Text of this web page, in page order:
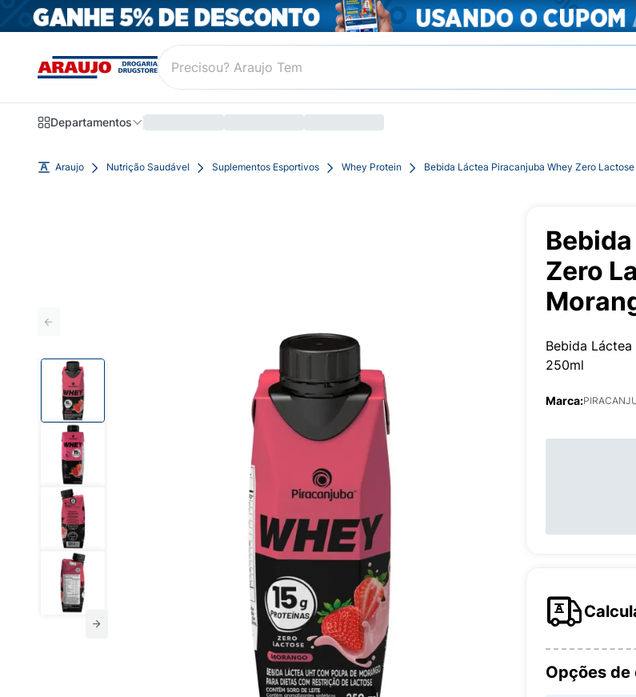
Departamentos
Araujo Nutrição Saudável Suplementos Esportivos Whey Protein Bebida Láctea Piracanjuba Whey Zero
Zero
Bebida
250ml
Marca:
Opções de